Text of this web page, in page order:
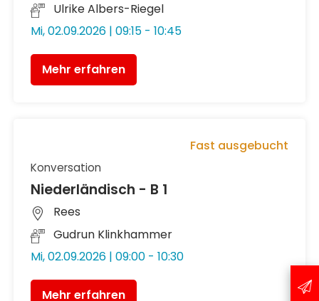
Ulrike Albers-Riegel
Mi, 02.09.2026 | 09:15 - 10:45
Mehr erfahren
Konversation
Niederländisch - B 1
Rees
Gudrun Klinkhammer
Mi, 02.09.2026 | 09:00 - 10:30
Fast ausgebucht
Mehr erfahren